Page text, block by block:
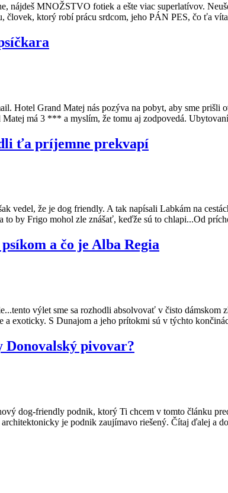
nájdeš MNOŽSTVO fotiek a ešte viac superlatívov.
človek, ktorý robí prácu srdcom, jeho PÁN PES, čo ťa
Hotel Grand Matej nás pozýva na pobyt, aby sme
má 3 *** a myslím, že tomu aj zodpovedá.
ťa príjemne prekvapí
že je dog friendly. A tak napísali Labkám na
by Frigo mohol zle znášať, keďže sú to chlapi...Od
a čo je Alba Regia
výlet sme sa rozhodli absolvovať v čisto
a exoticky. S Dunajom a jeho prítokmi sú v týchto
pivovar?
dog-friendly podnik, ktorý Ti chcem v tomto článku
je podnik zaujímavo riešený. Čítaj ďalej